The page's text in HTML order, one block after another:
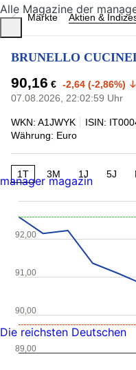
Märkte Aktien &
BRUNELLO
90,16 € -2,64 (-2,86%)
07.08.2026, 22:02:59 Uhr
WKN: A1JWYK ISIN:
Währung: Euro
1T 3M 1J 5J
89,00
90,00
91,00
92,00
Alle Magazine der
manager magazin
Die reichsten Deutschen